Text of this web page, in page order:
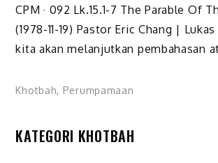
CPM · 092 Lk.15.1-7 The Parable Of
(1978-11-19) Pastor Eric Chang |
kita akan melanjutkan pembahasan
Khotbah, Perumpamaan
KATEGORI KHOTBAH